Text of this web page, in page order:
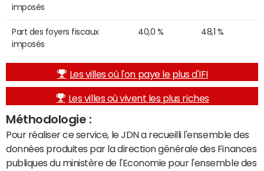
imposés
Part des foyers fiscaux
imposés
40,0 % 48,1 %
Les villes où l'on paye le plus d'IFI
Les villes où vivent les plus riches
Méthodologie :
Pour réaliser ce service, le JDN a recueilli l'ensemble des
données produites par la direction générale des Finances
publiques du ministère de l'Economie pour l'ensemble des